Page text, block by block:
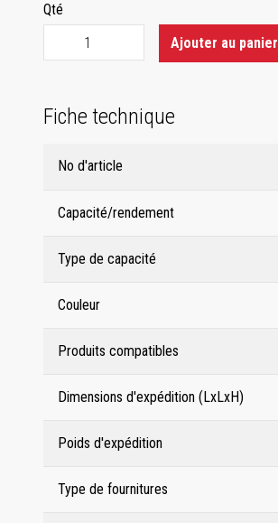
Qté
Ajouter au panier
Fiche technique
No d'article
Capacité/rendement
Type de capacité
Couleur
Produits compatibles
Dimensions d'expédition (LxLxH)
Poids d'expédition
Type de fournitures